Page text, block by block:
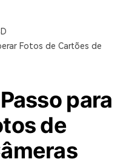
Fotos de Cartões de
para
de